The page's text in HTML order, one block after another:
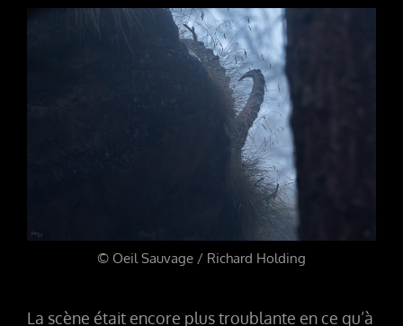
© Oeil Sauvage / Richard Holding
La scène était encore plus troublante en ce qu’à